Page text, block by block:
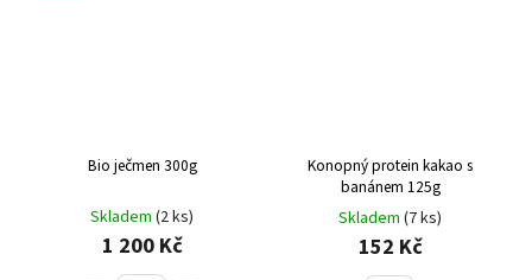
Bio ječmen 300g
Skladem (2 ks)
1 200 Kč
Konopný protein kakao s
banánem 125g
Skladem (7 ks)
152 Kč